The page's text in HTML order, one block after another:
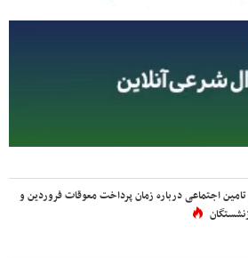
تامین اجتماعی درباره زمان پرداخت معوقات فروردین و